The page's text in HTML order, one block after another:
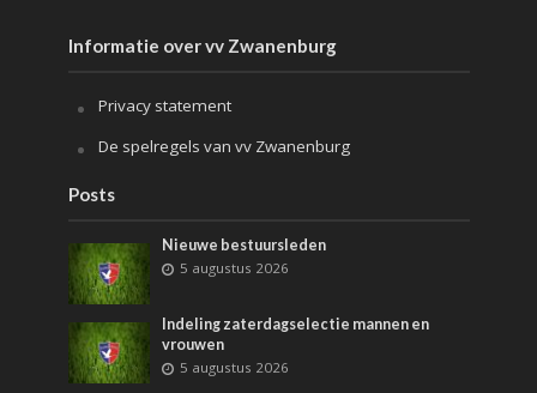
Informatie over vv Zwanenburg
Privacy statement
De spelregels van vv Zwanenburg
Posts
Nieuwe bestuursleden
5 augustus 2026
Indeling zaterdagselectie mannen en
vrouwen
5 augustus 2026